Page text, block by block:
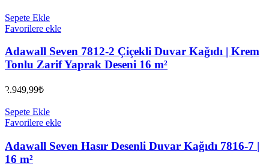
Sepete Ekle
Favorilere ekle
Adawall Seven 7812-2 Çiçekli Duvar Kağıdı | Krem
Tonlu Zarif Yaprak Deseni 16 m²
2.949,99₺
Sepete Ekle
Favorilere ekle
Adawall Seven Hasır Desenli Duvar Kağıdı 7816-7 |
16 m²